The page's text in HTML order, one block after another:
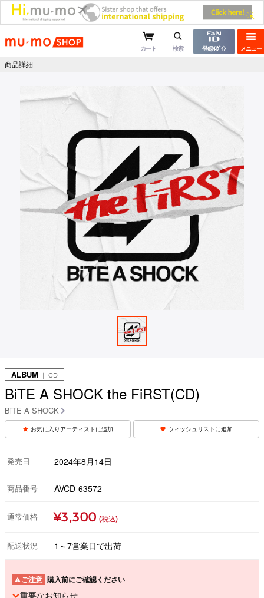
mu-moショップ メニュー
カート 検索 登録/ﾛｸﾞｲﾝ
商品詳細
ALBUM ｜ CD
BiTE A SHOCK the FiRST(CD)
BiTE A SHOCK
お気に入りアーティストに追加 ウィッシュリストに追加
発売日 2024年8月14日
商品番号 AVCD-63572
通常価格 ¥3,300 (税込)
配送状況 1～7営業日で出荷
ご注意 購入前にご確認ください
重要なお知らせ